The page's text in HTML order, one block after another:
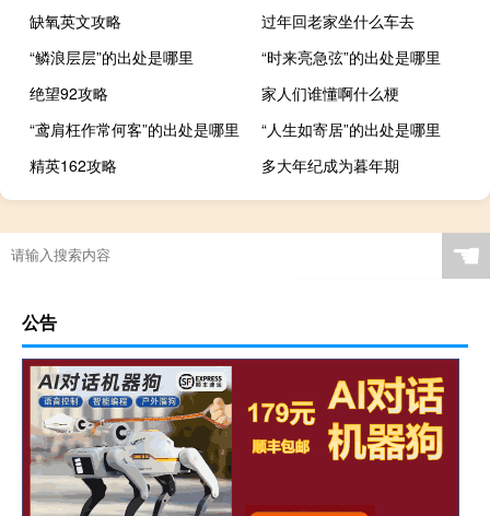
缺氧英文攻略
过年回老家坐什么车去
“鳞浪层层”的出处是哪里
“时来亮急弦”的出处是哪里
绝望92攻略
家人们谁懂啊什么梗
“鸢肩枉作常何客”的出处是哪里
“人生如寄居”的出处是哪里
精英162攻略
多大年纪成为暮年期
☚
公告